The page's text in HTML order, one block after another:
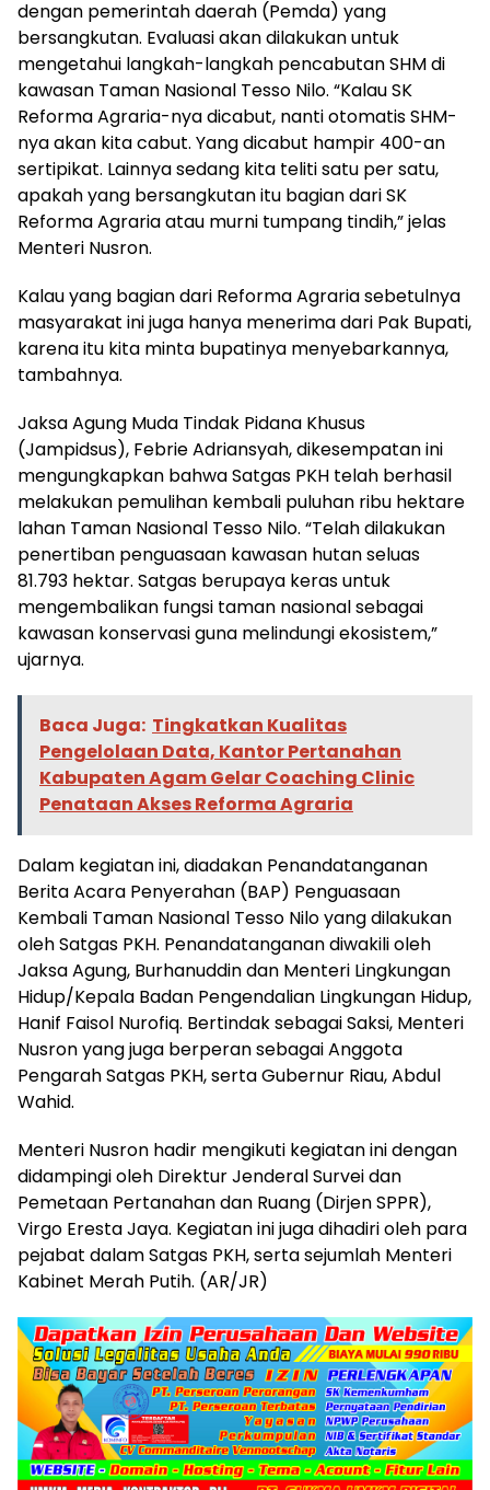
dengan pemerintah daerah (Pemda) yang
bersangkutan. Evaluasi akan dilakukan untuk
mengetahui langkah-langkah pencabutan SHM di
kawasan Taman Nasional Tesso Nilo. “Kalau SK
Reforma Agraria-nya dicabut, nanti otomatis SHM-
nya akan kita cabut. Yang dicabut hampir 400-an
sertipikat. Lainnya sedang kita teliti satu per satu,
apakah yang bersangkutan itu bagian dari SK
Reforma Agraria atau murni tumpang tindih,” jelas
Menteri Nusron.
Kalau yang bagian dari Reforma Agraria sebetulnya
masyarakat ini juga hanya menerima dari Pak Bupati,
karena itu kita minta bupatinya menyebarkannya,
tambahnya.
Jaksa Agung Muda Tindak Pidana Khusus
(Jampidsus), Febrie Adriansyah, dikesempatan ini
mengungkapkan bahwa Satgas PKH telah berhasil
melakukan pemulihan kembali puluhan ribu hektare
lahan Taman Nasional Tesso Nilo. “Telah dilakukan
penertiban penguasaan kawasan hutan seluas
81.793 hektar. Satgas berupaya keras untuk
mengembalikan fungsi taman nasional sebagai
kawasan konservasi guna melindungi ekosistem,”
ujarnya.
Baca Juga: Tingkatkan Kualitas
Pengelolaan Data, Kantor Pertanahan
Kabupaten Agam Gelar Coaching Clinic
Penataan Akses Reforma Agraria
Dalam kegiatan ini, diadakan Penandatanganan
Berita Acara Penyerahan (BAP) Penguasaan
Kembali Taman Nasional Tesso Nilo yang dilakukan
oleh Satgas PKH. Penandatanganan diwakili oleh
Jaksa Agung, Burhanuddin dan Menteri Lingkungan
Hidup/Kepala Badan Pengendalian Lingkungan Hidup,
Hanif Faisol Nurofiq. Bertindak sebagai Saksi, Menteri
Nusron yang juga berperan sebagai Anggota
Pengarah Satgas PKH, serta Gubernur Riau, Abdul
Wahid.
Menteri Nusron hadir mengikuti kegiatan ini dengan
didampingi oleh Direktur Jenderal Survei dan
Pemetaan Pertanahan dan Ruang (Dirjen SPPR),
Virgo Eresta Jaya. Kegiatan ini juga dihadiri oleh para
pejabat dalam Satgas PKH, serta sejumlah Menteri
Kabinet Merah Putih. (AR/JR)